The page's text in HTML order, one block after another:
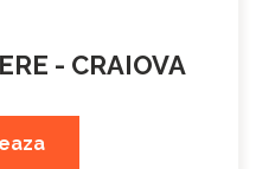
- CRAIOVA